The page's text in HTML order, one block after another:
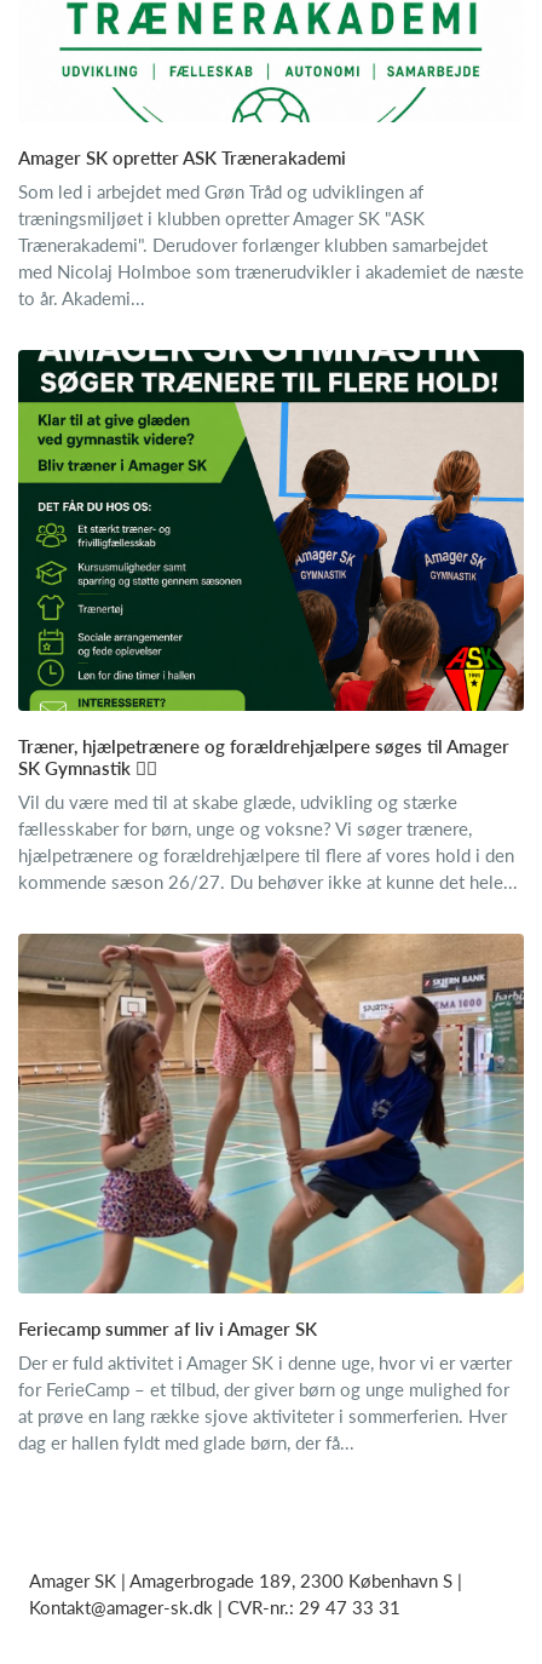
Amager SK opretter ASK Trænerakademi
Som led i arbejdet med Grøn Tråd og udviklingen af
træningsmiljøet i klubben opretter Amager SK "ASK
Trænerakademi". Derudover forlænger klubben samarbejdet
med Nicolaj Holmboe som trænerudvikler i akademiet de næste
to år. Akademi...
Træner, hjælpetrænere og forældrehjælpere søges til Amager
SK Gymnastik 🤸‍♂️
Vil du være med til at skabe glæde, udvikling og stærke
fællesskaber for børn, unge og voksne? Vi søger trænere,
hjælpetrænere og forældrehjælpere til flere af vores hold i den
kommende sæson 26/27. Du behøver ikke at kunne det hele...
Feriecamp summer af liv i Amager SK
Der er fuld aktivitet i Amager SK i denne uge, hvor vi er værter
for FerieCamp – et tilbud, der giver børn og unge mulighed for
at prøve en lang række sjove aktiviteter i sommerferien. Hver
dag er hallen fyldt med glade børn, der få...
Amager SK | Amagerbrogade 189, 2300 København S |
Kontakt@amager-sk.dk | CVR-nr.: 29 47 33 31